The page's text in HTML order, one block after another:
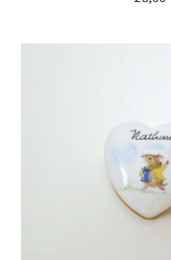
AJOUTER AU PANIER